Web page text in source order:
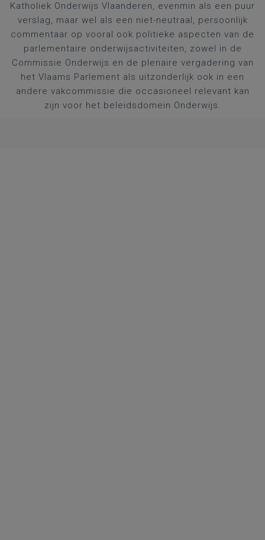
Katholiek Onderwijs Vlaanderen, evenmin als een puur
verslag, maar wel als een niet-neutraal, persoonlijk
commentaar op vooral ook politieke aspecten van de
parlementaire onderwijsactiviteiten, zowel in de
Commissie Onderwijs en de plenaire vergadering van
het Vlaams Parlement als uitzonderlijk ook in een
andere vakcommissie die occasioneel relevant kan
zijn voor het beleidsdomein Onderwijs.